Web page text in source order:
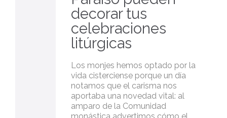
decorar tus
celebraciones
litúrgicas
Los monjes hemos optado por la
vida cisterciense porque un día
notamos que el carisma nos
aportaba una novedad vital: al
amparo de la Comunidad